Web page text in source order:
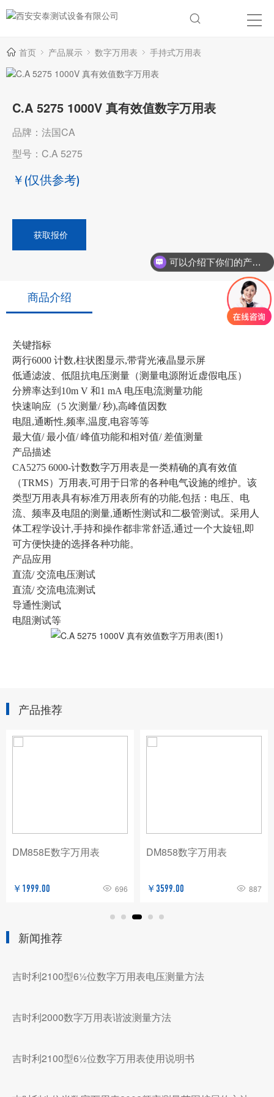
首页 产品展示 数字万用表 手持式万用表
C.A 5275 1000V 真有效值数字万用表
品牌：法国CA
型号：C.A 5275
￥ (仅供参考)
获取报价
商品介绍
关键指标
两行6000 计数,柱状图显示,带背光液晶显示屏
低通滤波、低阻抗电压测量（测量电源附近虚假电压）
分辨率达到10m V 和1 mA 电压电流测量功能
快速响应（5 次测量/ 秒),高峰值因数
电阻,通断性,频率,温度,电容等等
最大值/ 最小值/ 峰值功能和相对值/ 差值测量
产品描述
CA5275 6000-计数数字万用表是一类精确的真有效值
（TRMS）万用表,可用于日常的各种电气设施的维护。该
类型万用表具有标准万用表所有的功能,包括：电压、电
流、频率及电阻的测量,通断性测试和二极管测试。采用人
体工程学设计,手持和操作都非常舒适,通过一个大旋钮,即
可方便快捷的选择各种功能。
产品应用
直流/ 交流电压测试
直流/ 交流电流测试
导通性测试
电阻测试等
产品推荐
DM858E数字万用表
￥1999.00 696
DM858数字万用表
￥3599.00 887
新闻推荐
吉时利2100型6½位数字万用表电压测量方法
吉时利2000数字万用表谐波测量方法
吉时利2100型6½位数字万用表使用说明书
可以介绍下你们的产品么？